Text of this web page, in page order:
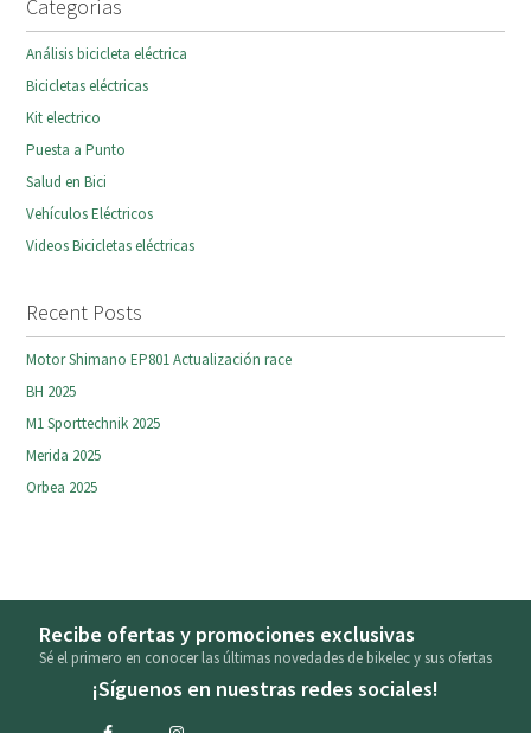
Categorías
Análisis bicicleta eléctrica
Bicicletas eléctricas
Kit electrico
Puesta a Punto
Salud en Bici
Vehículos Eléctricos
Videos Bicicletas eléctricas
Recent Posts
Motor Shimano EP801 Actualización race
BH 2025
M1 Sporttechnik 2025
Merida 2025
Orbea 2025
Recibe ofertas y promociones exclusivas
Sé el primero en conocer las últimas novedades de bikelec y sus ofertas
¡Síguenos en nuestras redes sociales!